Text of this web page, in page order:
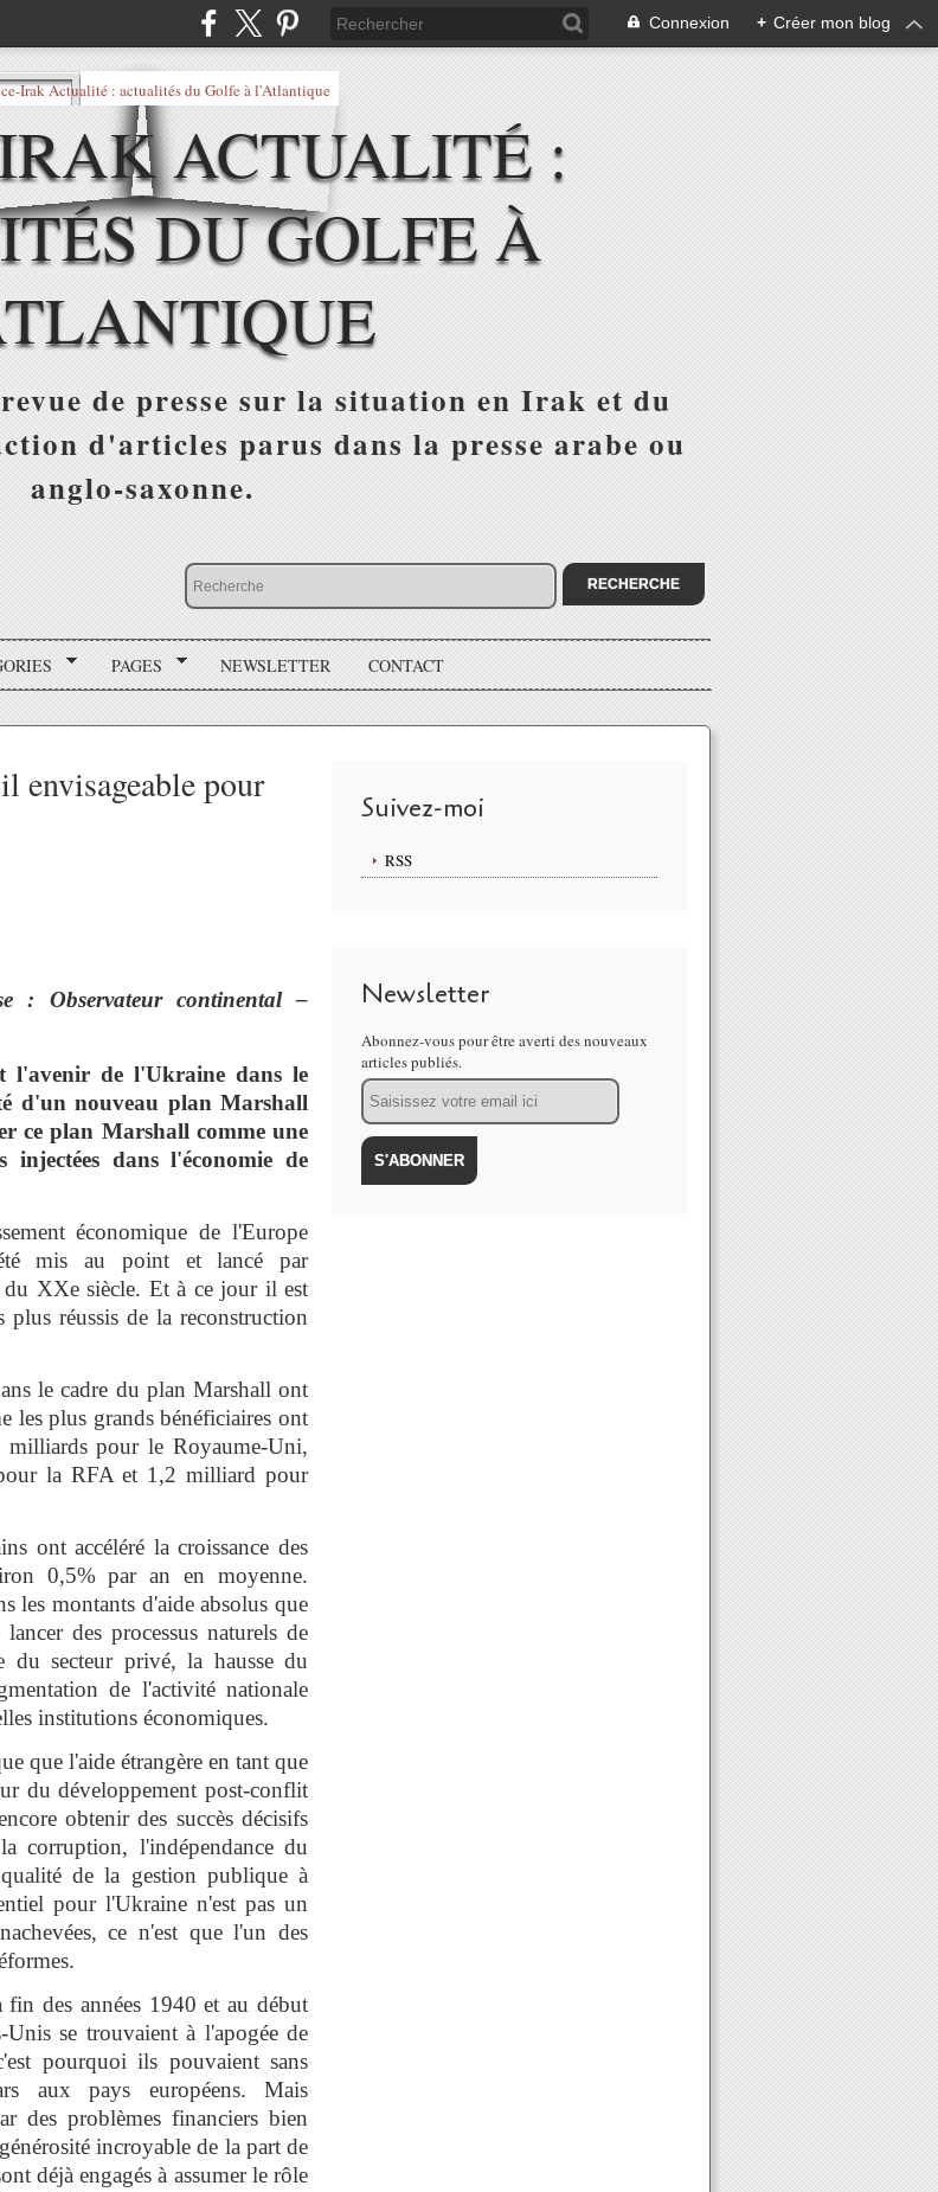
Connexion + Créer mon blog
ACTUALITÉ :
DU GOLFE À
de presse sur la situation en Irak et du
d'articles parus dans la presse arabe ou
anglo-saxonne.
PAGES NEWSLETTER CONTACT
envisageable pour
: Observateur continental –
l'avenir de l'Ukraine dans le
d'un nouveau plan Marshall
ce plan Marshall comme une
injectées dans l'économie de
économique de l'Europe
mis au point et lancé par
XXe siècle. Et à ce jour il est
plus réussis de la reconstruction
le cadre du plan Marshall ont
les plus grands bénéficiaires ont
milliards pour le Royaume-Uni,
la RFA et 1,2 milliard pour
ont accéléré la croissance des
0,5% par an en moyenne.
les montants d'aide absolus que
des processus naturels de
du secteur privé, la hausse du
de l'activité nationale
institutions économiques.
que l'aide étrangère en tant que
du développement post-conflit
obtenir des succès décisifs
corruption, l'indépendance du
de la gestion publique à
pour l'Ukraine n'est pas un
ce n'est que l'un des
des années 1940 et au début
Unis se trouvaient à l'apogée de
pourquoi ils pouvaient sans
aux pays européens. Mais
des problèmes financiers bien
incroyable de la part de
déjà engagés à assumer le rôle
Suivez-moi
RSS
Newsletter
Abonnez-vous pour être averti des nouveaux
articles publiés.
Email